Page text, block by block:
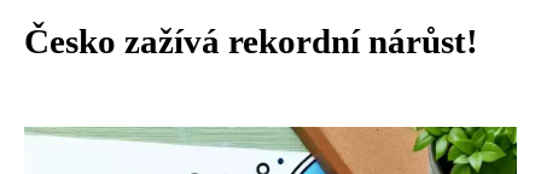
Česko zažívá rekordní nárůst!